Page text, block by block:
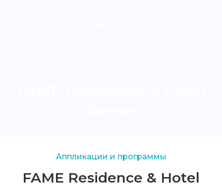
Аппликации и программы
FAME Residence & Hotel